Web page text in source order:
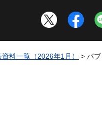
料一覧（2026年1月） > パ